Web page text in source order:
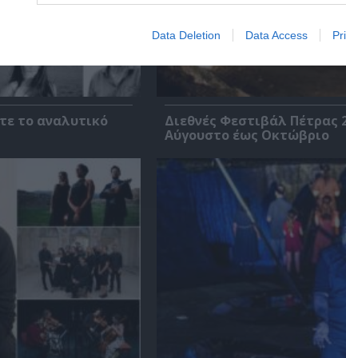
Data Deletion Data Access
το αναλυτικό
Διεθνές Φεστιβάλ Πέτρας
Αύγουστο έως Οκτώβριο